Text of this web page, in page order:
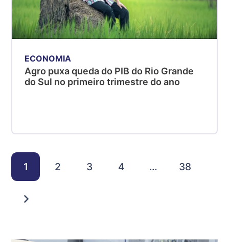
ECONOMIA
Agro puxa queda do PIB do Rio Grande
do Sul no primeiro trimestre do ano
1 2 3 4 … 38